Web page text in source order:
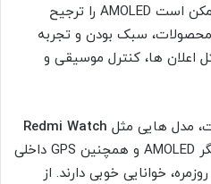
نمایشگر عادت حساس دارید، ممکن است AMOLED را ترجیح
سبک بودن و تجربه
اعلان ها، کنترل موسیقی و
مدل هایی مثل Redmi Watch
در برخی بازارها با نمایشگر AMOLED و همچنین GPS داخلی
خوانایی خوبی دارند. از